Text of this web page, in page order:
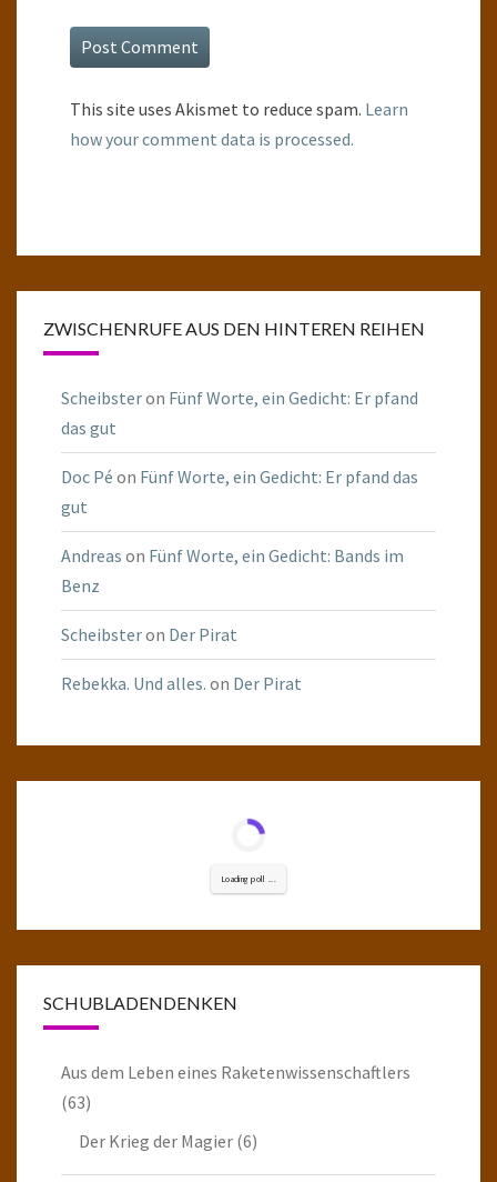
This site uses Akismet to reduce spam. Learn
how your comment data is processed.
ZWISCHENRUFE AUS DEN HINTEREN REIHEN
Scheibsteron Fünf Worte, ein Gedicht: Er pfand
das gut
Doc Pé on Fünf Worte, ein Gedicht: Er pfand das
gut
Andreas on Fünf Worte, ein Gedicht: Bands im
Benz
Scheibsteron Der Pirat
Rebekka. Und alles. on Der Pirat
Loading poll ...
SCHUBLADENDENKEN
Aus dem Leben eines Raketenwissenschaftlers
(63)
Der Krieg der Magier (6)